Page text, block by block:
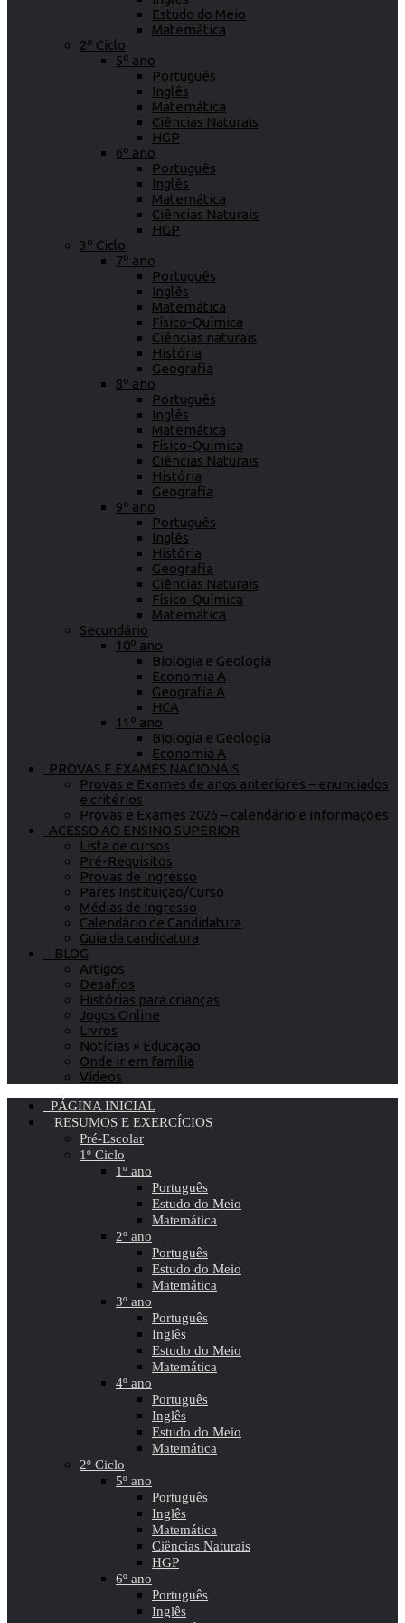
Estudo do Meio
Matemática
2º Ciclo
5º ano
Português
Inglês
Matemática
Ciências Naturais
HGP
6º ano
Português
Inglês
Matemática
Ciências Naturais
HGP
3º Ciclo
7º ano
Português
Inglês
Matemática
Físico-Química
Ciências naturais
História
Geografia
8º ano
Português
Inglês
Matemática
Físico-Química
Ciências Naturais
História
Geografia
9º ano
Português
Inglês
História
Geografia
Ciências Naturais
Físico-Química
Matemática
Secundário
10º ano
Biologia e Geologia
Economia A
Geografia A
HCA
11º ano
Biologia e Geologia
Economia A
PROVAS E EXAMES NACIONAIS
Provas e Exames de anos anteriores – enunciados
e critérios
Provas e Exames 2026 – calendário e informações
ACESSO AO ENSINO SUPERIOR
Lista de cursos
Pré-Requisitos
Provas de Ingresso
Pares Instituição/Curso
Médias de Ingresso
Calendário de Candidatura
Guia da candidatura
BLOG
Artigos
Desafios
Histórias para crianças
Jogos Online
Livros
Notícias » Educação
Onde ir em família
Vídeos
PÁGINA INICIAL
RESUMOS E EXERCÍCIOS
Pré-Escolar
1º Ciclo
1º ano
Português
Estudo do Meio
Matemática
2º ano
Português
Estudo do Meio
Matemática
3º ano
Português
Inglês
Estudo do Meio
Matemática
4º ano
Português
Inglês
Estudo do Meio
Matemática
2º Ciclo
5º ano
Português
Inglês
Matemática
Ciências Naturais
HGP
6º ano
Português
Inglês